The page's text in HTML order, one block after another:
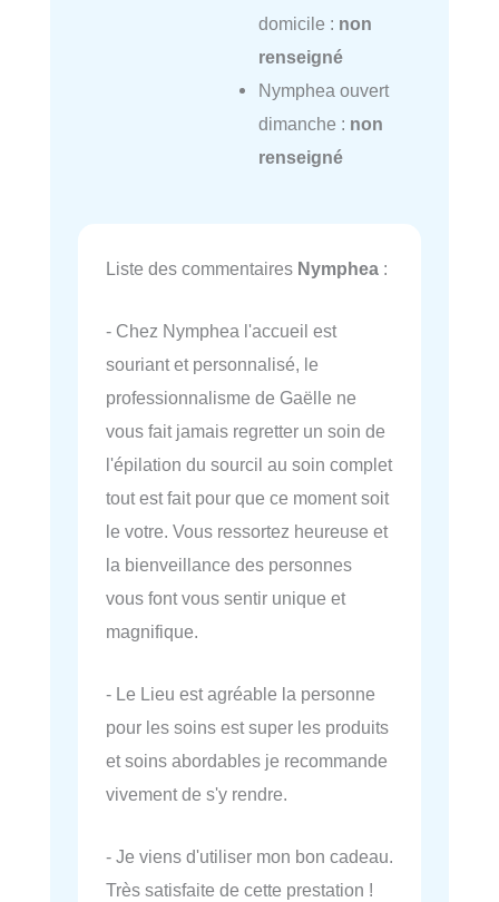
domicile : non
renseigné
Nymphea ouvert
dimanche : non
renseigné
Liste des commentaires Nymphea :
- Chez Nymphea l'accueil est
souriant et personnalisé, le
professionnalisme de Gaëlle ne
vous fait jamais regretter un soin de
l'épilation du sourcil au soin complet
tout est fait pour que ce moment soit
le votre. Vous ressortez heureuse et
la bienveillance des personnes
vous font vous sentir unique et
magnifique.
- Le Lieu est agréable la personne
pour les soins est super les produits
et soins abordables je recommande
vivement de s'y rendre.
- Je viens d'utiliser mon bon cadeau.
Très satisfaite de cette prestation !